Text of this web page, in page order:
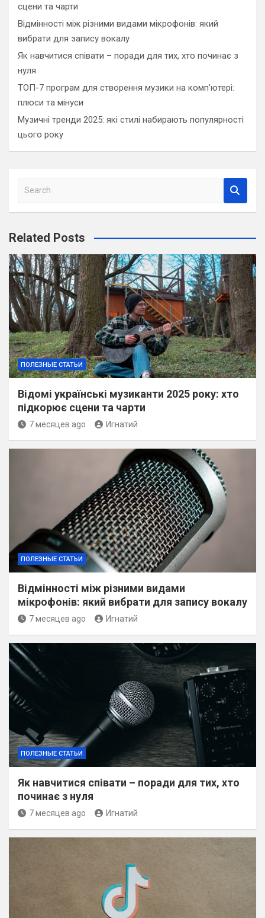
сцени та чарти
Відмінності між різними видами мікрофонів: який
вибрати для запису вокалу
Як навчитися співати – поради для тих, хто починає з
нуля
ТОП-7 програм для створення музики на комп’ютері:
плюси та мінуси
Музичні тренди 2025: які стилі набирають популярності
цього року
a
c
h
Related Posts
ПОЛЕЗНЫЕ СТАТЬИ
Відомі українські музиканти 2025 року: хто
підкорює сцени та чарти
7 месяцев ago Игнатий
ПОЛЕЗНЫЕ СТАТЬИ
Відмінності між різними видами
мікрофонів: який вибрати для запису вокалу
7 месяцев ago Игнатий
ПОЛЕЗНЫЕ СТАТЬИ
Як навчитися співати – поради для тих, хто
починає з нуля
7 месяцев ago Игнатий